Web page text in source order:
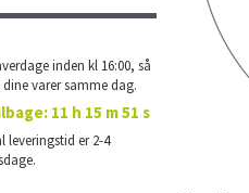
inden kl 16:00, så
dine varer samme dag.
11 h 15 m 51 s
leveringstid er 2-4